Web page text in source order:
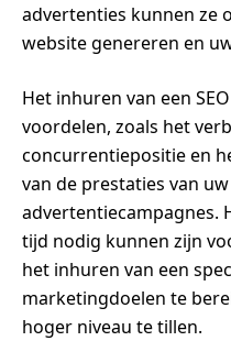
advertenties kunnen ze
website genereren en
Het inhuren van een
voordelen, zoals het
concurrentiepositie en
van de prestaties van
advertentiecampagnes.
tijd nodig kunnen zijn
het inhuren van een
marketingdoelen te
hoger niveau te tillen.